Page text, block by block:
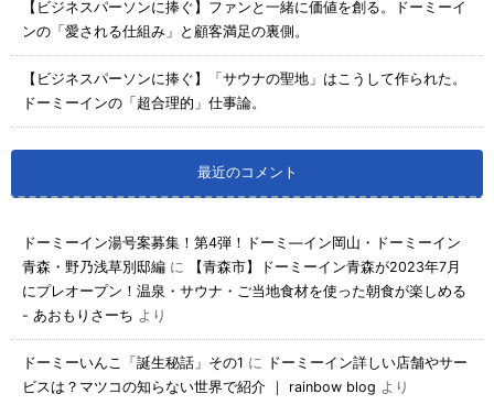
【ビジネスパーソンに捧ぐ】ファンと一緒に価値を創る。ドーミーイ
ンの「愛される仕組み」と顧客満足の裏側。
【ビジネスパーソンに捧ぐ】「サウナの聖地」はこうして作られた。
ドーミーインの「超合理的」仕事論。
最近のコメント
ドーミーイン湯号案募集！第4弾！ドーミ―イン岡山・ドーミーイン
青森・野乃浅草別邸編 に
【青森市】ドーミーイン青森が2023年7月
にプレオープン！温泉・サウナ・ご当地食材を使った朝食が楽しめる
- あおもりさーち より
ドーミーいんこ「誕生秘話」その1 に
ドーミーイン詳しい店舗やサー
ビスは？マツコの知らない世界で紹介 ｜ rainbow blog より